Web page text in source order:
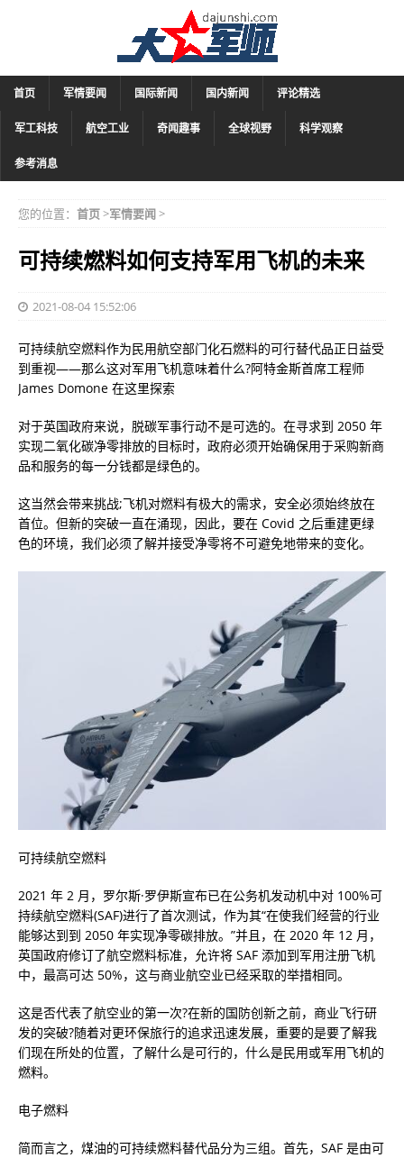
首页 军情要闻 国际新闻 国内新闻 评论精选
军工科技 航空工业 奇闻趣事 全球视野 科学观察
参考消息
您的位置： 首页>军情要闻>
可持续燃料如何支持军用飞机的未来
2021-08-04 15:52:06
可持续航空燃料作为民用航空部门化石燃料的可行替代品正日益受
到重视——那么这对军用飞机意味着什么?阿特金斯首席工程师
James Domone 在这里探索
对于英国政府来说，脱碳军事行动不是可选的。在寻求到 2050 年
实现二氧化碳净零排放的目标时，政府必须开始确保用于采购新商
品和服务的每一分钱都是绿色的。
这当然会带来挑战;飞机对燃料有极大的需求，安全必须始终放在
首位。但新的突破一直在涌现，因此，要在 Covid 之后重建更绿
色的环境，我们必须了解并接受净零将不可避免地带来的变化。
可持续航空燃料
2021 年 2 月，罗尔斯·罗伊斯宣布已在公务机发动机中对 100%可
持续航空燃料(SAF)进行了首次测试，作为其“在使我们经营的行业
能够达到到 2050 年实现净零碳排放。”并且，在 2020 年 12 月，
英国政府修订了航空燃料标准，允许将 SAF 添加到军用注册飞机
中，最高可达 50%，这与商业航空业已经采取的举措相同。
这是否代表了航空业的第一次?在新的国防创新之前，商业飞行研
发的突破?随着对更环保旅行的追求迅速发展，重要的是要了解我
们现在所处的位置，了解什么是可行的，什么是民用或军用飞机的
燃料。
电子燃料
简而言之，煤油的可持续燃料替代品分为三组。首先，SAF 是由可